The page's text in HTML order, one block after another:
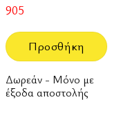
905
Προσθήκη
Δωρεάν - Μόνο με
έξοδα αποστολής